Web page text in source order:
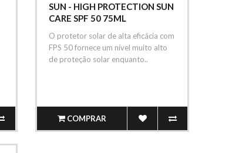
SUN - HIGH PROTECTION SUN
CARE SPF 50 75ML
O protetor solar de alta eficácia com
FPS 50 fornece um nível muito alto
de proteção solar enquanto..
COMPRAR